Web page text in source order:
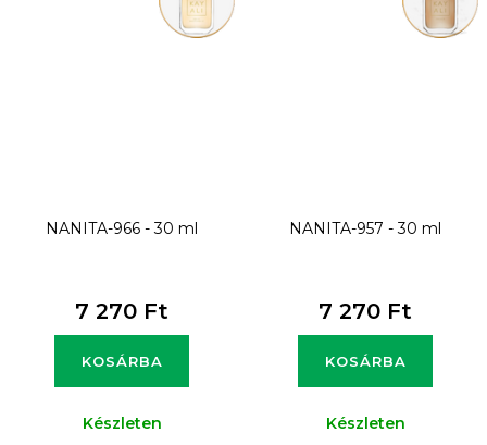
NANITA-966 - 30 ml
7 270 Ft
KOSÁRBA
Készleten
NANITA-957 - 30 ml
7 270 Ft
KOSÁRBA
Készleten